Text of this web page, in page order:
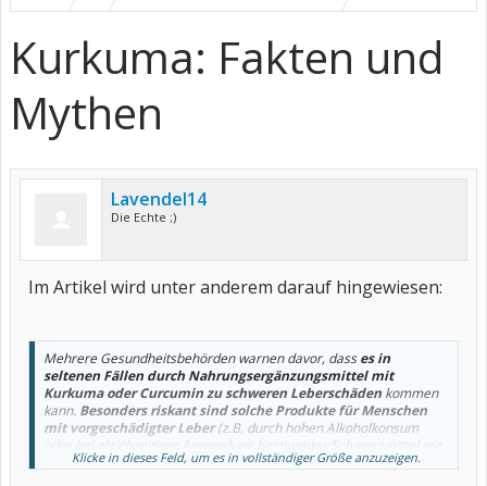
Kurkuma: Fakten und
Mythen
Lavendel14
Die Echte ;)
Im Artikel wird unter anderem darauf hingewiesen:
Mehrere Gesundheitsbehörden warnen davor, dasses in
seltenen Fällen durch Nahrungsergänzungsmittel mit
Kurkuma oder Curcumin zu schweren Leberschäden kommen
kann. Besonders riskant sind solche Produkte für Menschen
mit vorgeschädigter Leber(z.B. durch hohen Alkoholkonsum
oder bei gleichzeitiger Anwendung bestimmter Schmerzmittel wie
z. B. Paracetamol, Ibuprofen, Acetylsalicylsäure/ASS/Aspirin,
Klicke in dieses Feld, um es in vollständiger Größe anzuzeigen.